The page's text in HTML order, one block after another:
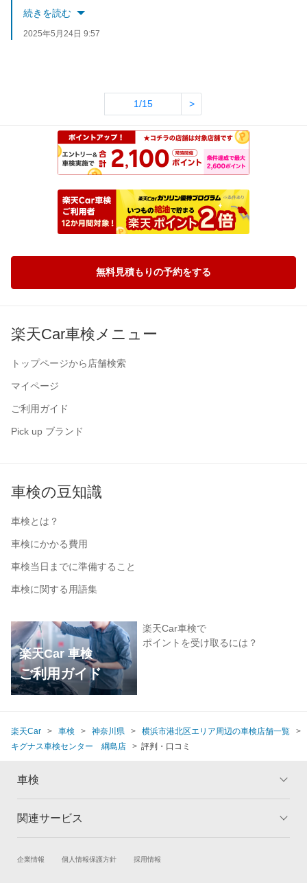
今後ともより良いサービスをご提供できるよう努力して参ります。
続きを読む
2025年5月24日 9:57
1/15 >
無料見積もりの予約をする
楽天Car車検メニュー
トップページから店舗検索
マイページ
ご利用ガイド
Pick up ブランド
車検の豆知識
車検とは？
車検にかかる費用
車検当日までに準備すること
車検に関する用語集
楽天Car 車検
ご利用ガイド
楽天Car車検で
ポイントを受け取るには？
楽天Car 車検 神奈川県
横浜市港北区エリア周辺の車検店舗一覧
キグナス車検センター 綱島店
評判・口コミ
車検
トップ
車検の基礎知識 キャンペーン一覧
関連サービス
試乗・商談 新車購入
企業情報 個人情報保護方針 採用情報